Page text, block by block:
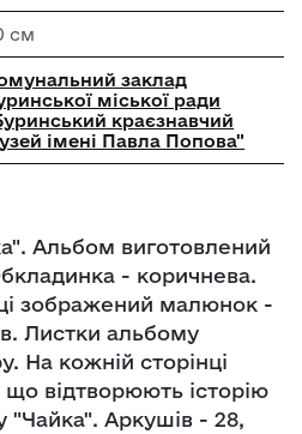
см
заклад
міської ради
краєзнавчий
імені Павла Попова"
Альбом виготовлений
- коричнева.
зображений малюнок -
Листки альбому
На кожній сторінці
що відтворюють історію
"Чайка". Аркушів - 28,